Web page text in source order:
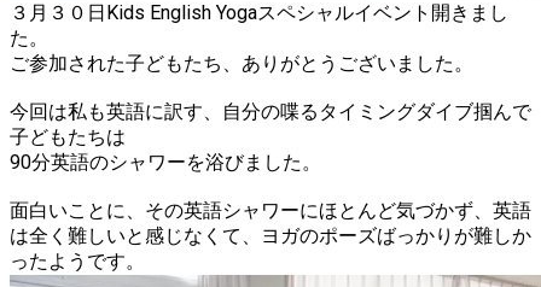
３月３０日Kids English Yogaスペシャルイベント開きまし
た。
ご参加された子どもたち、ありがとうございました。
今回は私も英語に訳す、自分の喋るタイミングダイブ掴んで
子どもたちは
90分英語のシャワーを浴びました。
面白いことに、その英語シャワーにほとんど気づかず、英語
は全く難しいと感じなくて、ヨガのポーズばっかりが難しか
ったようです。